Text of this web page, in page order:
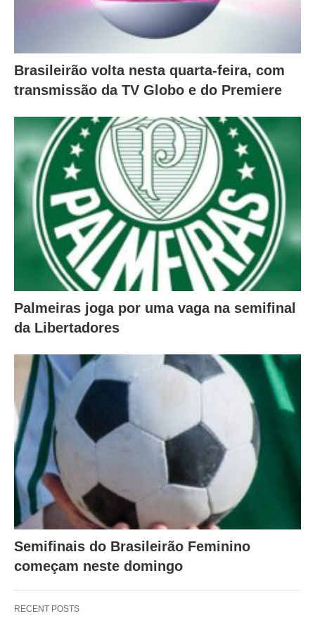
Brasileirão volta nesta quarta-feira, com
transmissão da TV Globo e do Premiere
Palmeiras joga por uma vaga na semifinal
da Libertadores
Semifinais do Brasileirão Feminino
começam neste domingo
RECENT POSTS